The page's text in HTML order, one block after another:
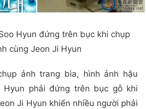
Hyun đứng trên bục khi chụp
cùng Jeon Ji Hyun
ảnh trang bìa, hình ảnh hậu
Hyun phải đứng trên bục gỗ khi
Ji Hyun khiến nhiều người phải